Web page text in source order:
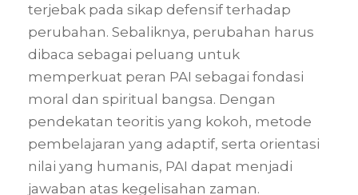
terjebak pada sikap defensif terhadap
perubahan. Sebaliknya, perubahan harus
dibaca sebagai peluang untuk
memperkuat peran PAI sebagai fondasi
moral dan spiritual bangsa. Dengan
pendekatan teoritis yang kokoh, metode
pembelajaran yang adaptif, serta orientasi
nilai yang humanis, PAI dapat menjadi
jawaban atas kegelisahan zaman.